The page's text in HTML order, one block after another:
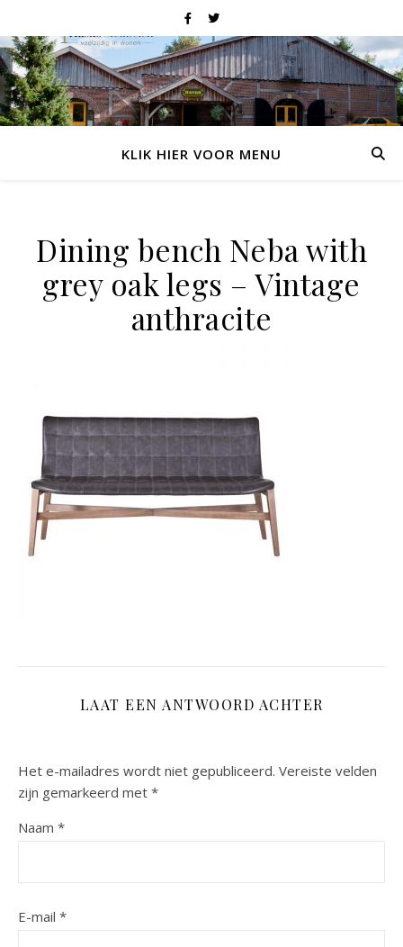
KLIK HIER VOOR MENU
Dining bench Neba with
grey oak legs – Vintage
anthracite
LAAT EEN ANTWOORD ACHTER
Het e-mailadres wordt niet gepubliceerd. Vereiste velden
zijn gemarkeerd met *
Naam *
E-mail *